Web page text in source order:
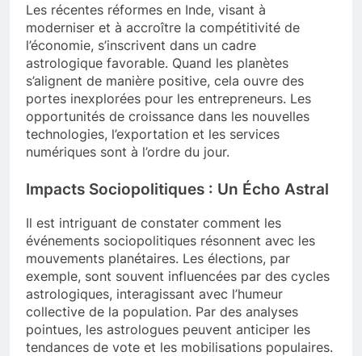
Les récentes réformes en Inde, visant à
moderniser et à accroître la compétitivité de
l’économie, s’inscrivent dans un cadre
astrologique favorable. Quand les planètes
s’alignent de manière positive, cela ouvre des
portes inexplorées pour les entrepreneurs. Les
opportunités de croissance dans les nouvelles
technologies, l’exportation et les services
numériques sont à l’ordre du jour.
Impacts Sociopolitiques : Un Écho Astral
Il est intriguant de constater comment les
événements sociopolitiques résonnent avec les
mouvements planétaires. Les élections, par
exemple, sont souvent influencées par des cycles
astrologiques, interagissant avec l’humeur
collective de la population. Par des analyses
pointues, les astrologues peuvent anticiper les
tendances de vote et les mobilisations populaires.